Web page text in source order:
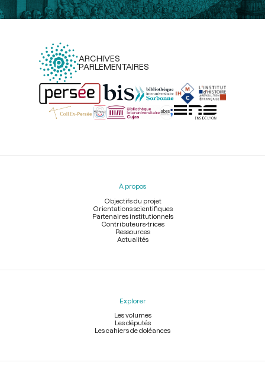
ARCHIVES
PARLEMENTAIRES
Menu
À propos
Objectifs du projet
Orientations scientifiques
Partenaires institutionnels
Contributeurs-trices
Ressources
Actualités
Explorer
Les volumes
Les députés
Les cahiers de doléances